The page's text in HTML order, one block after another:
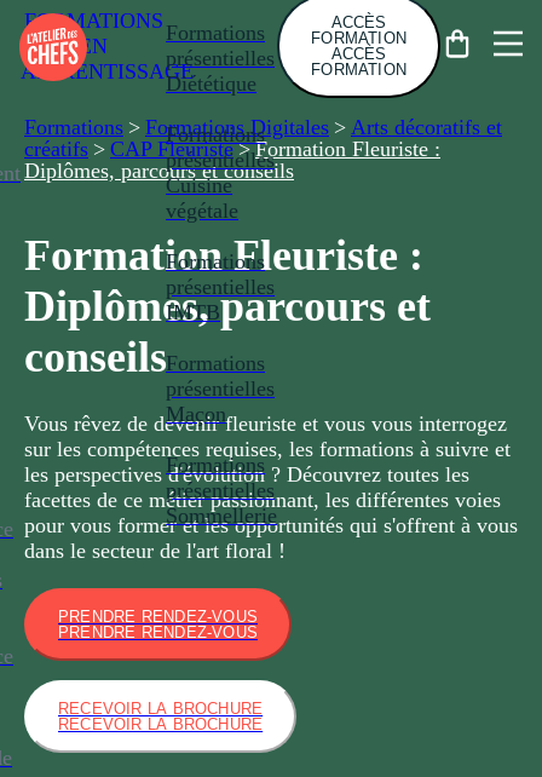
FORMATIONS
EN
APPRENTISSAGE
Formations
présentielles
Diététique
Formations
présentielles
Cuisine
végétale
Formations
présentielles
IMTB
Formations
présentielles
Maçon
Formations
présentielles
Sommellerie
ACCÈS
FORMATION
ACCÈS
FORMATION
Formations > Formations Digitales > Arts décoratifs et
créatifs > CAP Fleuriste > Formation Fleuriste :
Diplômes, parcours et conseils
Formation Fleuriste :
Diplômes, parcours et
conseils
Vous rêvez de devenir fleuriste et vous vous interrogez
sur les compétences requises, les formations à suivre et
les perspectives d'évolution ? Découvrez toutes les
facettes de ce métier passionnant, les différentes voies
pour vous former et les opportunités qui s'offrent à vous
dans le secteur de l'art floral !
PRENDRE RENDEZ-VOUS
PRENDRE RENDEZ-VOUS
RECEVOIR LA BROCHURE
RECEVOIR LA BROCHURE